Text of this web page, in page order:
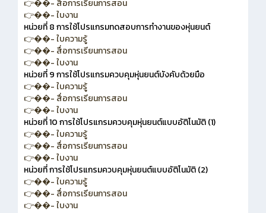
👉��- สื่อการเรียนการสอน
👉��- ใบงาน
หน่วยที่ 8 การใช้โปรแกรมทดสอบการทำงานของหุ่นยนต์
👉��- ใบความรู้
👉��- สื่อการเรียนการสอน
👉��- ใบงาน
หน่วยที่ 9 การใช้โปรแกรมควบคุมหุ่นยนต์บังคับด้วยมือ
👉��- ใบความรู้
👉��- สื่อการเรียนการสอน
👉��- ใบงาน
หน่วยที่ 10 การใช้โปรแกรมควบคุมหุ่นยนต์แบบอัติโนมัติ (1)
👉��- ใบความรู้
👉��- สื่อการเรียนการสอน
👉��- ใบงาน
หน่วยที่ การใช้โปรแกรมควบคุมหุ่นยนต์แบบอัติโนมัติ (2)
👉��- ใบความรู้
👉��- สื่อการเรียนการสอน
👉��- ใบงาน